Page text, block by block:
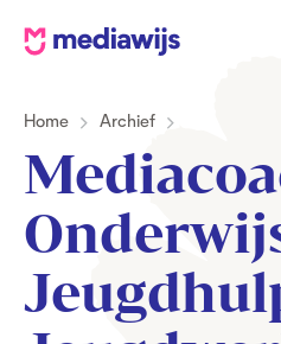
M
w
s
Home Archief